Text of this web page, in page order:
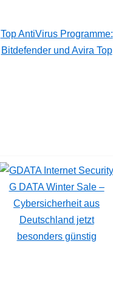
Top AntiVirus Programme:
Bitdefender und Avira Top
G DATA Winter Sale –
Cybersicherheit aus
Deutschland jetzt
besonders günstig